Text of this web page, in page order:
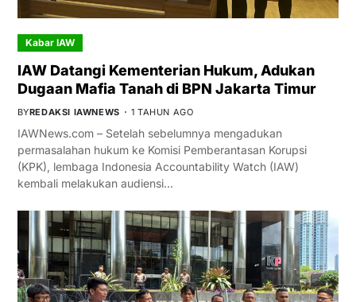
Kabar IAW
IAW Datangi Kementerian Hukum, Adukan
Dugaan Mafia Tanah di BPN Jakarta Timur
BYREDAKSI IAWNEWS 1 TAHUN AGO
IAWNews.com – Setelah sebelumnya mengadukan
permasalahan hukum ke Komisi Pemberantasan Korupsi
(KPK), lembaga Indonesia Accountability Watch (IAW)
kembali melakukan audiensi…